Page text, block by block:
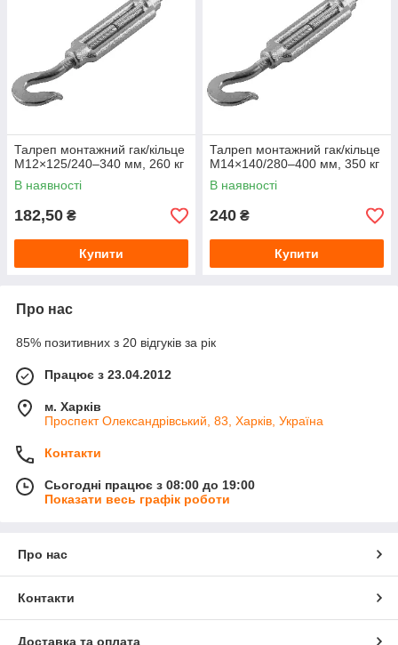
Талреп монтажний гак/кільце
М12×125/240–340 мм, 260 кг
В наявності
182,50 ₴
Купити
Талреп монтажний гак/кільце
М14×140/280–400 мм, 350 кг
В наявності
240 ₴
Купити
Про нас
85% позитивних з 20 відгуків за рік
Працює з 23.04.2012
м. Харків
Проспект Олександрівський, 83, Харків, Україна
Контакти
Сьогодні працює з 08:00 до 19:00
Показати весь графік роботи
Про нас
Контакти
Доставка та оплата